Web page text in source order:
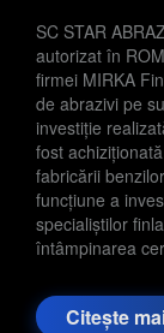
SC STAR
autorizat în
firmei MIRKA
de abrazivi pe
investiție
fost
fabricării
funcțiune a
specialiștilor
întâmpinarea
Citește